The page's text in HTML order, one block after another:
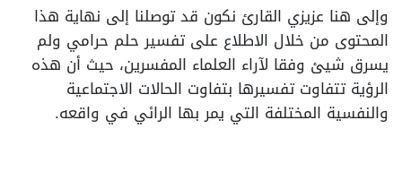
وإلى هنا عزيزي القارئ نكون قد توصلنا إلى نهاية هذا
المحتوى من خلال الاطلاع على تفسير حلم حرامي ولم
يسرق شيئ وفقا لآراء العلماء المفسرين، حيث أن هذه
الرؤية تتفاوت تفسيرها بتفاوت الحالات الاجتماعية
والنفسية المختلفة التي يمر بها الرائي في واقعه.